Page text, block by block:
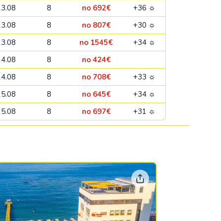
Kolumbija
Kostarika
Panama
8 no 692€
+36 ☼
8 no 807€
+30 ☼
8 no 1545€
+34 ☼
8
no 424€
8 no 708€
+33 ☼
8 no 645€
+34 ☼
8 no 697€ +31 ☼